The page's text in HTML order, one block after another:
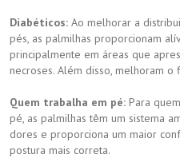
Diabéticos: Ao melhorar a
pés, as palmilhas proporcionam
principalmente em áreas que
necroses. Além disso, melhoram
Quem trabalha em pé: Para
pé, as palmilhas têm um sistema
dores e proporciona um maior
postura mais correta.